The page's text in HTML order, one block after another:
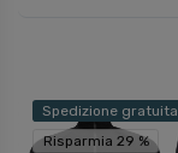
Spedizione gratuita
Risparmia 29 %